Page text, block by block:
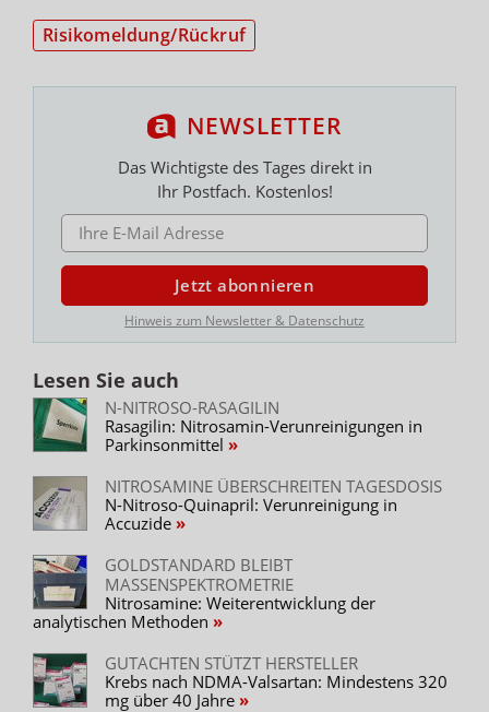
Risikomeldung/Rückruf
NEWSLETTER
Das Wichtigste des Tages direkt in
Ihr Postfach. Kostenlos!
E-MAIL ADRESSE
Jetzt abonnieren
Hinweis zum Newsletter & Datenschutz
Lesen Sie auch
N-NITROSO-RASAGILIN
Rasagilin: Nitrosamin-Verunreinigungen in
Parkinsonmittel
NITROSAMINE ÜBERSCHREITEN TAGESDOSIS
N-Nitroso-Quinapril: Verunreinigung in
Accuzide
GOLDSTANDARD BLEIBT
MASSENSPEKTROMETRIE
Nitrosamine: Weiterentwicklung der
analytischen Methoden
GUTACHTEN STÜTZT HERSTELLER
Krebs nach NDMA-Valsartan: Mindestens 320
mg über 40 Jahre